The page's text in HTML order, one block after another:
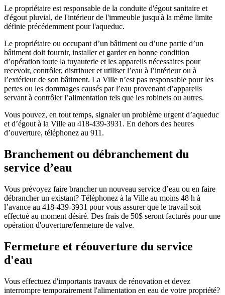
Le propriétaire est responsable de la conduite d'égout sanitaire et
d'égout pluvial, de l'intérieur de l'immeuble jusqu'à la même limite
définie précédemment pour l'aqueduc.
Le propriétaire ou occupant d’un bâtiment ou d’une partie d’un
bâtiment doit fournir, installer et garder en bonne condition
d’opération toute la tuyauterie et les appareils nécessaires pour
recevoir, contrôler, distribuer et utiliser l’eau à l’intérieur ou à
l’extérieur de son bâtiment. La Ville n’est pas responsable pour les
pertes ou les dommages causés par l’eau provenant d’appareils
servant à contrôler l’alimentation tels que les robinets ou autres.
Vous pouvez, en tout temps, signaler un problème urgent d’aqueduc
et d’égout à la Ville au 418-439-3931. En dehors des heures
d’ouverture, téléphonez au 911.
Branchement ou débranchement du
service d’eau
Vous prévoyez faire brancher un nouveau service d’eau ou en faire
débrancher un existant? Téléphonez à la Ville au moins 48 h à
l’avance au 418-439-3931 pour vous assurer que le travail soit
effectué au moment désiré. Des frais de 50$ seront facturés pour une
opération d'ouverture/fermeture de valve.
Fermeture et réouverture du service
d'eau
Vous effectuez d'importants travaux de rénovation et devez
interrompre temporairement l'alimentation en eau de votre propriété?